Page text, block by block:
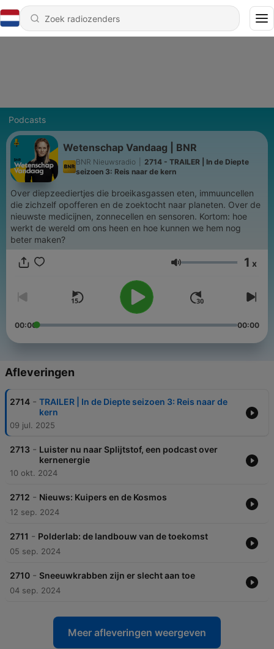
Podcasts
Wetenschap Vandaag | BNR
BNR Nieuwsradio
2714 - TRAILER | In de Diepte
seizoen 3: Reis naar de kern
Over diepzeediertjes die broeikasgassen eten, immuuncellen
die zichzelf opofferen en de zoektocht naar planeten. Over de
nieuwste medicijnen, zonnecellen en sensoren. Kortom: hoe
werkt de wereld om ons heen en hoe kunnen we hem nog
beter maken?
Volume 1 x
00:00 00:00
Afleveringen
2714 - TRAILER | In de Diepte seizoen 3: Reis naar de
kern
09 jul. 2025
2713 - Luister nu naar Splijtstof, een podcast over
kernenergie
10 okt. 2024
2712 - Nieuws: Kuipers en de Kosmos
12 sep. 2024
2711 - Polderlab: de landbouw van de toekomst
05 sep. 2024
2710 - Sneeuwkrabben zijn er slecht aan toe
04 sep. 2024
Meer afleveringen weergeven